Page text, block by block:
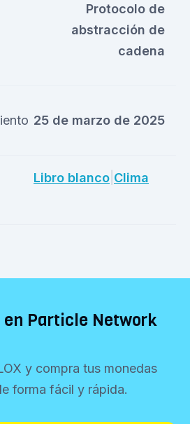
Protocolo de
abstracción de
cadena
25 de marzo de 2025
Libro blanco Clima
en Particle Network
y compra tus monedas
forma fácil y rápida.